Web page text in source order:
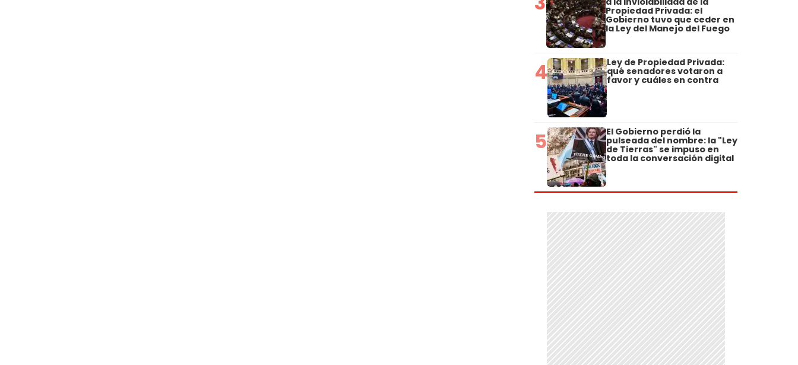
Propiedad Privada: el
Gobierno tuvo que ceder en
la Ley del Manejo del Fuego
4 Ley de Propiedad Privada:
qué senadores votaron a
favor y cuáles en contra
5 El Gobierno perdió la
pulseada del nombre: la "Ley
de Tierras" se impuso en
toda la conversación digital